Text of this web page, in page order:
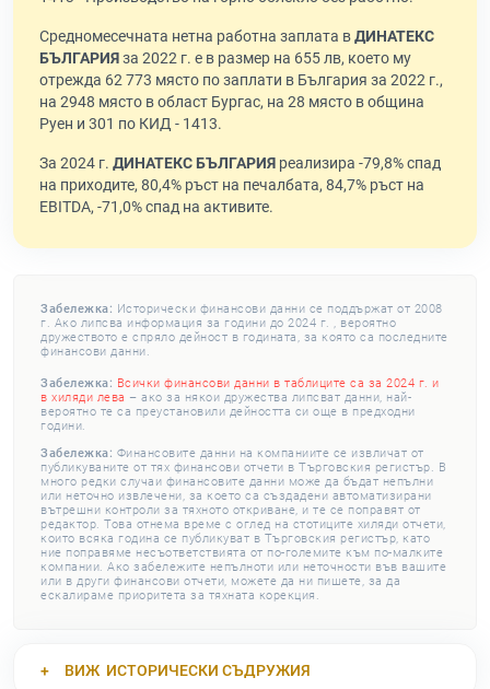
Средномесечната нетна работна заплата вДИНАТЕКС
БЪЛГАРИЯза 2022 г. е в размер на 655 лв, което му
отрежда 62 773 място по заплати в България за 2022 г.,
на 2948 място в област Бургас, на 28 място в община
Руен и 301 по КИД - 1413.
За 2024 г. ДИНАТЕКС БЪЛГАРИЯ реализира -79,8% спад
на приходите, 80,4% ръст на печалбата, 84,7% ръст на
EBITDA, -71,0% спад на активите.
Забележка: Исторически финансови данни се поддържат от 2008
г. Ако липсва информация за години до 2024 г. , вероятно
дружеството е спряло дейност в годината, за която са последните
финансови данни.
Забележка: Всички финансови данни в таблиците са за 2024 г. и
в хиляди лева – ако за някои дружества липсват данни, най-
вероятно те са преустановили дейността си още в предходни
години.
Забележка: Финансовите данни на компаниите се извличат от
публикуваните от тях финансови отчети в Търговския регистър. В
много редки случаи финансовите данни може да бъдат непълни
или неточно извлечени, за което са създадени автоматизирани
вътрешни контроли за тяхното откриване, и те се поправят от
редактор. Това отнема време с оглед на стотиците хиляди отчети,
които всяка година се публикуват в Търговския регистър, като
ние поправяме несъответствията от по-големите към по-малките
компании. Ако забележите непълноти или неточности във вашите
или в други финансови отчети, можете да ни пишете, за да
ескалираме приоритета за тяхната корекция.
ВИЖ ИСТОРИЧЕСКИ СЪДРУЖИЯ